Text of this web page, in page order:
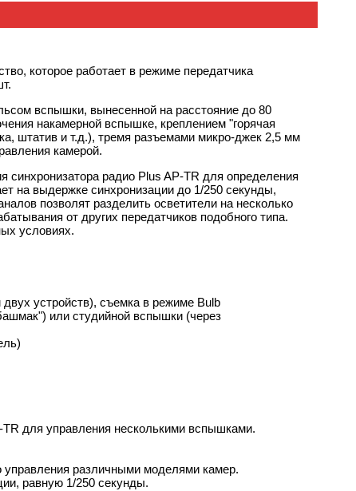
которое работает в режиме передатчика
вспышки, вынесенной на расстояние до 80
накамерной вспышке, креплением "горячая
штатив и т.д.), тремя разъемами микро-джек 2,5 мм
камерой.
синхронизатора радио Plus AP-TR для определения
на выдержке синхронизации до 1/250 секунды,
позволят разделить осветители на несколько
от других передатчиков подобного типа.
условиях.
устройств), съемка в режиме Bulb
или студийной вспышки (через
TR для управления несколькими вспышками.
управления различными моделями камер.
равную 1/250 секунды.